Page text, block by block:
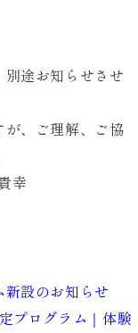
途お知らせさせ
、ご理解、ご協
幸
設のお知らせ
プログラム｜体験